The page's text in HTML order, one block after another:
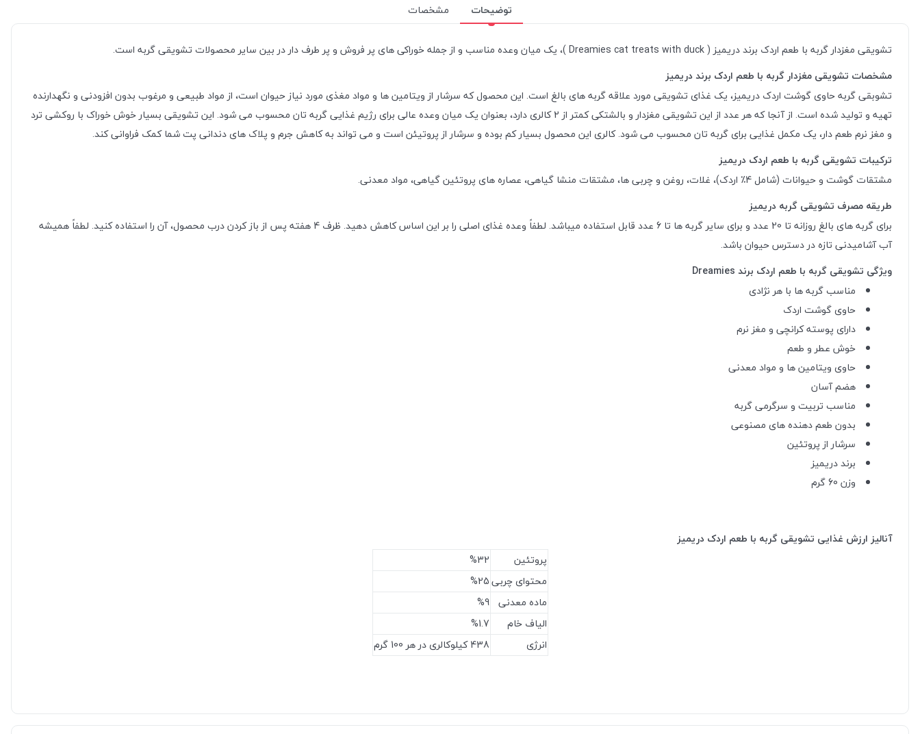
توضیحات مشخصات
تشویقی مغزدار گربه با طعم اردک برند دریمیز ( Dreamies cat treats with duck )، یک میان وعده مناسب و از جمله خوراکی های پر فروش و پر طرف دار در بین سایر محصولات تشویقی گربه است.
مشخصات تشویقی مغزدار گربه با طعم اردک برند دریمیز
تشوبقی گربه حاوی گوشت اردک دریمیز، یک غذای تشویقی مورد علاقه گربه‌ های بالغ است. این محصول که سرشار از ویتامین ها و مواد مغذی مورد نیاز حیوان است، از مواد طبیعی و مرغوب بدون افزودنی و نگهدارنده
تهیه و تولید شده است. از آنجا که هر عدد از این تشویقی مغزدار و بالشتکی کمتر از 2 کالری دارد، بعنوان یک میان وعده عالی برای رژیم غذایی گربه تان محسوب می شود. این تشویقی بسیار خوش خوراک با روکشی ترد
و مغز نرم طعم دار، یک مکمل غذایی برای گربه تان محسوب می شود. کالری این محصول بسیار کم بوده و سرشار از پروتیئن است و می تواند به کاهش جرم و پلاک های دندانی پت شما کمک فراوانی کند.
ترکیبات تشویقی گربه با طعم اردک دریمیز
مشتقات گوشت و حیوانات (شامل 4٪ اردک)، غلات، روغن و چربی ها، مشتقات منشا گیاهی، عصاره های پروتئین گیاهی، مواد معدنی.
طریقه مصرف تشویقی گربه دریمیز
برای گربه های بالغ روزانه تا 20 عدد و برای سایر گربه ها تا 6 عدد قابل استفاده میباشد. لطفاً وعده غذای اصلی را بر این اساس کاهش دهید. ظرف 4 هفته پس از باز کردن درب محصول، آن را استفاده کنید. لطفاً همیشه
آب آشامیدنی تازه در دسترس حیوان باشد.
ویژگی تشویقی گربه با طعم اردک برند Dreamies
مناسب گربه ها با هر نژادی
حاوی گوشت اردک
دارای پوسته کرانچی و مغز نرم
خوش عطر و طعم
حاوی ویتامین ها و مواد معدنی
هضم آسان
مناسب تربیت و سرگرمی گربه
بدون طعم دهنده های مصنوعی
سرشار از پروتئین
برند دریمیز
وزن 60 گرم
آنالیز ارزش غذایی تشویقی گربه با طعم اردک دریمیز
پروتئین
%32
محتوای چربی%25
ماده معدنی %9
الیاف خام
%1.7
انرژی
438 کیلوکالری در هر 100 گرم